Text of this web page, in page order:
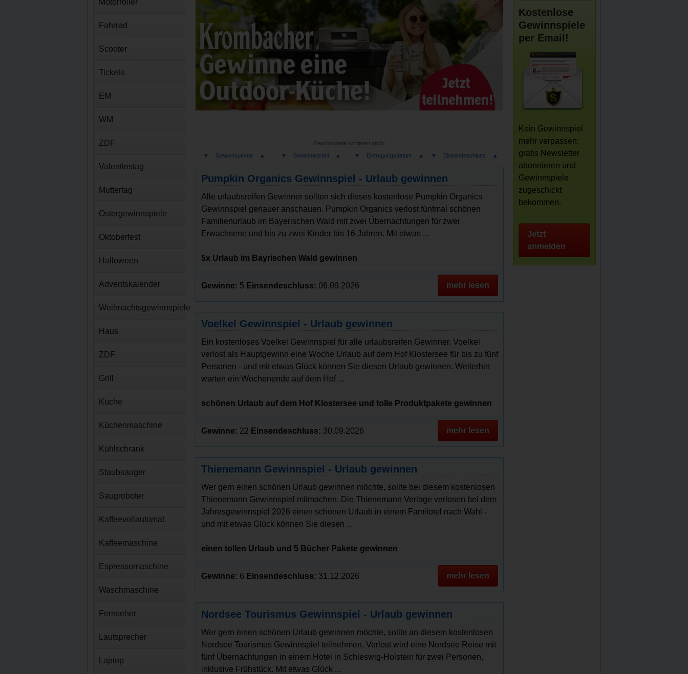
Gewinnspiele sortieren nach:
▼
Gewinnsumme ▲ ▼ Gewinnanzahl ▲ ▼ Eintragungsdatum ▲ ▼ Einsendeschluss ▲
Pumpkin Organics Gewinnspiel - Urlaub gewinnen
Alle urlaubsreifen Gewinner sollten sich dieses kostenlose Pumpkin Organics
Gewinnspiel genauer anschauen. Pumpkin Organics verlost fünfmal schönen
Familienurlaub im Bayerischen Wald mit zwei Übernachtungen für zwei
Erwachsene und bis zu zwei Kinder bis 16 Jahren. Mit etwas ...
5x Urlaub im Bayrischen Wald gewinnen
Gewinne: 5 Einsendeschluss: 06.09.2026 mehr lesen
Voelkel Gewinnspiel - Urlaub gewinnen
Ein kostenloses Voelkel Gewinnspiel für alle urlaubsreifen Gewinner. Voelkel
verlost als Hauptgewinn eine Woche Urlaub auf dem Hof Klostersee für bis zu fünf
Personen - und mit etwas Glück können Sie diesen Urlaub gewinnen. Weiterhin
warten ein Wochenende auf dem Hof ...
schönen Urlaub auf dem Hof Klostersee und tolle Produktpakete gewinnen
Gewinne: 22 Einsendeschluss: 30.09.2026 mehr lesen
Thienemann Gewinnspiel - Urlaub gewinnen
Wer gern einen schönen Urlaub gewinnen möchte, sollte bei diesem kostenlosen
Thienemann Gewinnspiel mitmachen. Die Thienemann Verlage verlosen bei dem
Jahresgewinnspiel 2026 einen schönen Urlaub in einem Familotel nach Wahl -
und mit etwas Glück können Sie diesen ...
einen tollen Urlaub und 5 Bücher Pakete gewinnen
Gewinne: 6 Einsendeschluss: 31.12.2026 mehr lesen
Nordsee Tourismus Gewinnspiel - Urlaub gewinnen
Wer gern einen schönen Urlaub gewinnen möchte, sollte an diesem kostenlosen
Nordsee Tourismus Gewinnspiel teilnehmen. Verlost wird eine Nordsee Reise mit
fünf Übernachtungen in einem Hotel in Schleswig-Holstein für zwei Personen,
inklusive Frühstück. Mit etwas Glück ...
Motorroller
Fahrrad
Scooter
Tickets
EM
WM
ZDF
Valentinstag
Muttertag
Ostergewinnspiele
Oktoberfest
Halloween
Adventskalender
Weihnachtsgewinnspiele
Haus
ZDF
Grill
Küche
Küchenmaschine
Kühlschrank
Staubsauger
Saugroboter
Kaffeevollautomat
Kaffeemaschine
Espressomaschine
Waschmaschine
Fernseher
Lautsprecher
Laptop
Kostenlose
Gewinnspiele
per Email!
Kein Gewinnspiel
mehr verpassen:
gratis Newsletter
abonnieren und
Gewinnspiele
zugeschickt
bekommen.
Jetzt
anmelden